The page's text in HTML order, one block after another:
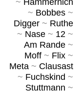
~ Hammernich
~ Bobbes~
Digger~ Ruthe
~ Nase~ 12~
Am Rande~
Moff~ Flix~
Meta~ Clausast
~ Fuchskind ~
Stuttmann ~